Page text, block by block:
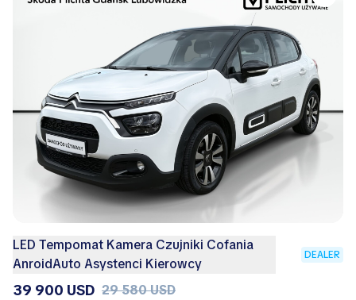
LED Tempomat Kamera Czujniki Cofania
AnroidAuto Asystenci Kierowcy
DEALER
39 900 USD 29 580 USD